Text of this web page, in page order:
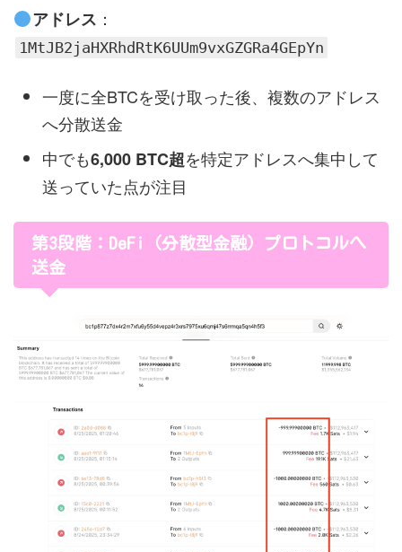
アドレス ：
1MtJB2jaHXRhdRtK6UUm9vxGZGRa4GEpYn
一度に全BTCを受け取った後、複数のアドレス
へ分散送金
中でも6,000 BTC超を特定アドレスへ集中して
送っていた点が注目
第3段階：DeFi（分散型金融）プロトコルへ
送金